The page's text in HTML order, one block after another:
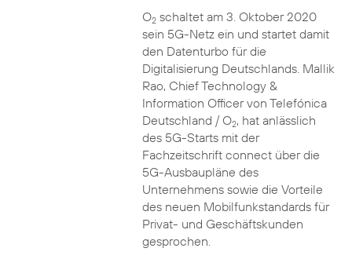
O2schaltet am 3. Oktober 2020
sein 5G-Netz ein und startet damit
den Datenturbo für die
Digitalisierung Deutschlands. Mallik
Rao, Chief Technology &
Information Officer von Telefónica
Deutschland / O2, hat anlässlich
des 5G-Starts mit der
Fachzeitschrift connect über die
5G-Ausbaupläne des
Unternehmens sowie die Vorteile
des neuen Mobilfunkstandards für
Privat- und Geschäftskunden
gesprochen.